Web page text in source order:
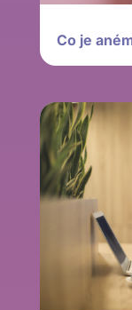
Co je